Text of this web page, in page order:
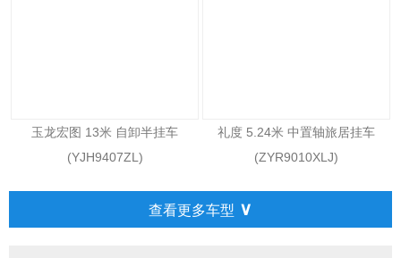
玉龙宏图 13米 自卸半挂车
(YJH9407ZL)
礼度 5.24米 中置轴旅居挂车
(ZYR9010XLJ)
查看更多车型 ∨